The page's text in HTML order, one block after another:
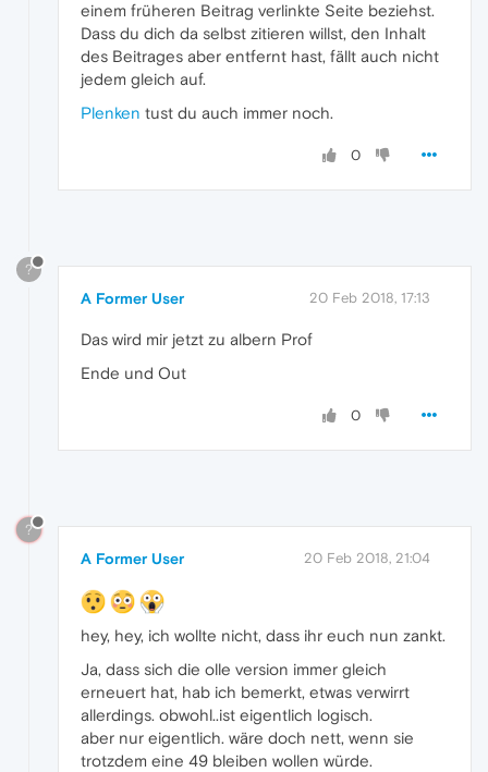
einem früheren Beitrag verlinkte Seite beziehst.
Dass du dich da selbst zitieren willst, den Inhalt
des Beitrages aber entfernt hast, fällt auch nicht
jedem gleich auf.
Plenken tust du auch immer noch.
0
?
A Former User 20 Feb 2018, 17:13
Das wird mir jetzt zu albern Prof
Ende und Out
0
?
A Former User 20 Feb 2018, 21:04
hey, hey, ich wollte nicht, dass ihr euch nun zankt.
Ja, dass sich die olle version immer gleich
erneuert hat, hab ich bemerkt, etwas verwirrt
allerdings. obwohl..ist eigentlich logisch.
aber nur eigentlich. wäre doch nett, wenn sie
trotzdem eine 49 bleiben wollen würde.